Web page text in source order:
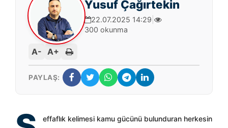
Yusuf Çağırtekin
22.07.2025 14:29
300 okunma
A- A+
PAYLAŞ:
effaflık kelimesi kamu gücünü bulunduran herkesin